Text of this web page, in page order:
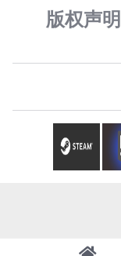
版权声明